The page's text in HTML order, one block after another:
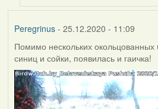
Peregrinus- 25.12.2020 - 11:09
Помимо нескольких
синиц и сойки, появилась и гаичка!